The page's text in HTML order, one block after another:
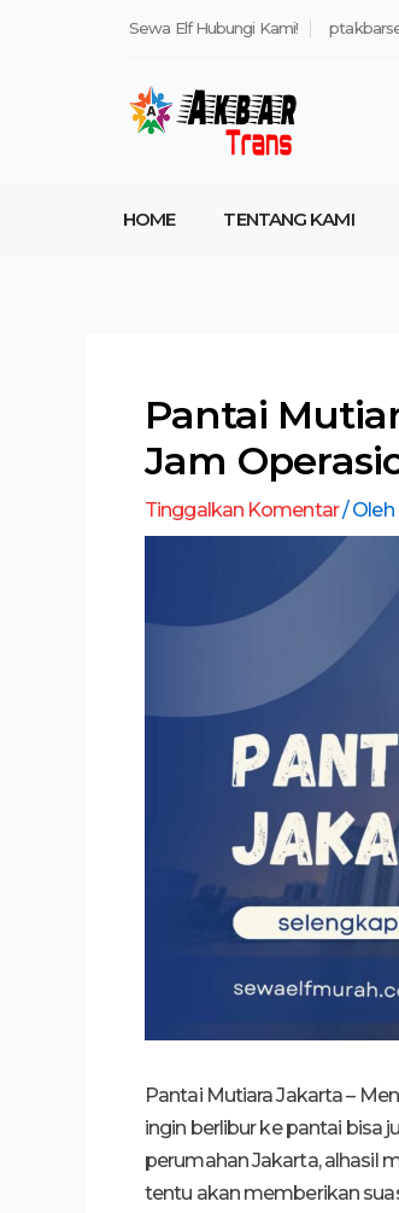
Sewa Elf Hubungi Kami!
HOME TENTANG KAMI
Pantai
Jam
Tinggalkan Komentar/ Oleh
Pantai Mutiara Jakarta –
ingin berlibur ke pantai bisa
perumahan Jakarta, alhasil
tentu akan memberikan